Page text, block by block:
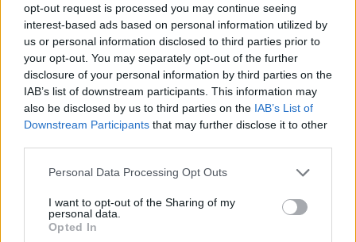
opt-out request is processed you may continue seeing
interest-based ads based on personal information utilized by
us or personal information disclosed to third parties prior to
your opt-out. You may separately opt-out of the further
disclosure of your personal information by third parties on the
IAB’s list of downstream participants. This information may
also be disclosed by us to third parties on the IAB’s List of
Downstream Participants that may further disclose it to other
Personal Data Processing Opt Outs
I want to opt-out of the Sharing of my
personal data.
Opted In
Όλες οι Θέσεις Εργασίας
Θέσεις Εργασίας ανά Ειδικότητα
Θέσεις Εργασίας ανά Εταιρεία
Καταχώρηση Online Βιογραφικού